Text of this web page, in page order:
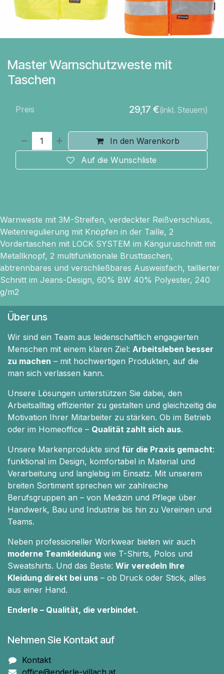
Master Warnschutzweste mit
Taschen
In den Warenkorb
Auf die Wunschliste
Preis 29,17 €(inkl. Steuern)
Warnweste mit 3M-Streifen, verdeckter Reißverschluss,
Weitenregulierung mit Knöpfen in der Taille, 2
Vordertaschen mit LOCK SYSTEM im Känguruschnitt mit
Metallknopf, 2 multifunktionale Brusttaschen,
abtrennbares und verschließbares Ausweisfach, taillierter
Schnitt im Jeans-Design, 60% BW 40% Polyester, 240
g/m2
Über uns
Wir sind ein Team aus leidenschaftlich engagierten
Menschen mit einem klaren Ziel: Arbeitsleben besser
zu machen – mit hochwertigen Produkten, auf die
man sich verlassen kann.
Unsere Lösungen unterstützen Sie dabei, den
Arbeitsalltag effizienter zu gestalten und gleichzeitig die
Motivation Ihrer Mitarbeiter zu stärken. Ob im Betrieb
oder im Homeoffice – Qualität zahlt sich aus.
Unsere Markenprodukte sind für die Praxis gemacht:
funktional im Design, komfortabel in Material und
Verarbeitung und langlebig im Einsatz. Mit unserem
breiten Sortiment sprechen wir zahlreiche
Berufsgruppen an – von Medizin und Pflege über
Handwerk, Bau und Industrie bis hin zu Vereinen und
Teams.
Neben professioneller Workwear bieten wir auch
moderne Teamkleidung wie T-Shirts, Polos und
Sweatshirts. Und das Beste: Wir veredeln Ihre
Kleidung direkt bei uns – ob Druck oder Stick, alles
aus einer Hand.
Enderle – Qualität, die verbindet.
Nehmen Sie Kontakt auf
Kontakt